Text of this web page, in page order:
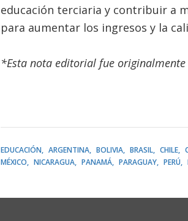
educación terciaria y contribuir a
para aumentar los ingresos y la
*Esta nota editorial fue originalmente
EDUCACIÓN ARGENTINA BOLIVIA BRASIL CHILE
MÉXICO
NICARAGUA PANAMÁ PARAGUAY PERÚ